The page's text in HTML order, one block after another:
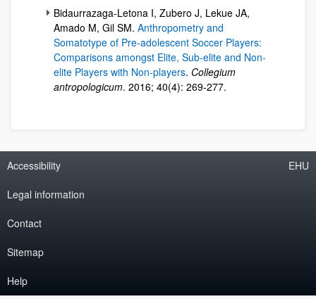
Bidaurrazaga-Letona I, Zubero J, Lekue JA,
Amado M, Gil SM. Anthropometry and
Somatotype of Pre-adolescent Soccer Players:
Comparisons amongst Elite, Sub-elite and Non-
elite Players with Non-players. Collegium
antropologicum. 2016; 40(4): 269-277.
Accessibility
Legal information
Contact
Sitemap
Help
EHU